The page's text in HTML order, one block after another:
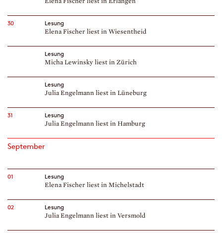
30
Lesung
Elena Fischer liest in Wiesentheid
Lesung
Micha Lewinsky liest in Zürich
Lesung
Julia Engelmann liest in Lüneburg
31
Lesung
Julia Engelmann liest in Hamburg
September
01
Lesung
Elena Fischer liest in Michelstadt
02
Lesung
Julia Engelmann liest in Versmold